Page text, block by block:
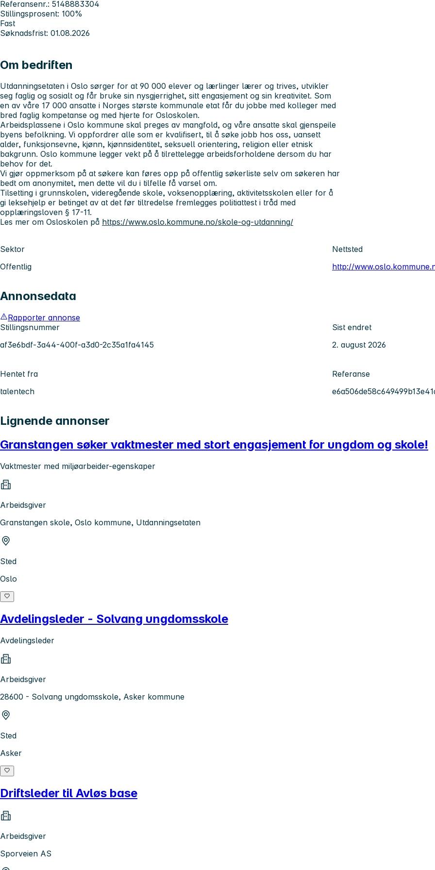
Referansenr.: 5148883304
Stillingsprosent: 100%
Fast
Søknadsfrist: 01.08.2026
Om bedriften
Utdanningsetaten i Oslo sørger for at 90 000 elever og lærlinger lærer og trives, utvikler
seg faglig og sosialt og får bruke sin nysgjerrighet, sitt engasjement og sin kreativitet. Som
en av våre 17 000 ansatte i Norges største kommunale etat får du jobbe med kolleger med
bred faglig kompetanse og med hjerte for Osloskolen.
Arbeidsplassene i Oslo kommune skal preges av mangfold, og våre ansatte skal gjenspeile
byens befolkning. Vi oppfordrer alle som er kvalifisert, til å søke jobb hos oss, uansett
alder, funksjonsevne, kjønn, kjønnsidentitet, seksuell orientering, religion eller etnisk
bakgrunn. Oslo kommune legger vekt på å tilrettelegge arbeidsforholdene dersom du har
behov for det.
Vi gjør oppmerksom på at søkere kan føres opp på offentlig søkerliste selv om søkeren har
bedt om anonymitet, men dette vil du i tilfelle få varsel om.
Tilsetting i grunnskolen, videregående skole, voksenopplæring, aktivitetsskolen eller for å
gi leksehjelp er betinget av at det før tiltredelse fremlegges politiattest i tråd med
opplæringsloven § 17-11.
Les mer om Osloskolen på https://www.oslo.kommune.no/skole-og-utdanning/
Sektor
Offentlig
Nettsted
http://
Annonsedata
Rapporter annonse
Stillingsnummer
af3e6bdf-3a44-400f-a3d0-2c35a1fa4145
Sist endret
2. august 2026
Hentet fra
talentech
Referanse
Lignende annonser
Granstangen søker vaktmester med stort engasjement for ungdom og skole!
Vaktmester med miljøarbeider-egenskaper
Arbeidsgiver
Granstangen skole, Oslo kommune, Utdanningsetaten
Sted
Oslo
Avdelingsleder - Solvang ungdomsskole
Avdelingsleder
Arbeidsgiver
28600 - Solvang ungdomsskole, Asker kommune
Sted
Asker
Driftsleder til Avløs base
Arbeidsgiver
Sporveien AS